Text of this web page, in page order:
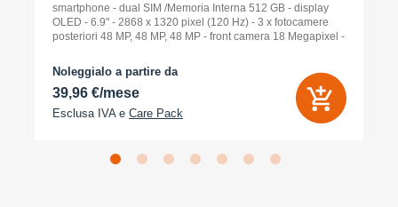
smartphone - dual SIM /Memoria Interna 512 GB - display
OLED - 6.9" - 2868 x 1320 pixel (120 Hz) - 3 x fotocamere
posteriori 48 MP, 48 MP, 48 MP - front camera 18 Megapixel -
Noleggialo a partire da
39,96 €/mese
Esclusa IVA e Care Pack